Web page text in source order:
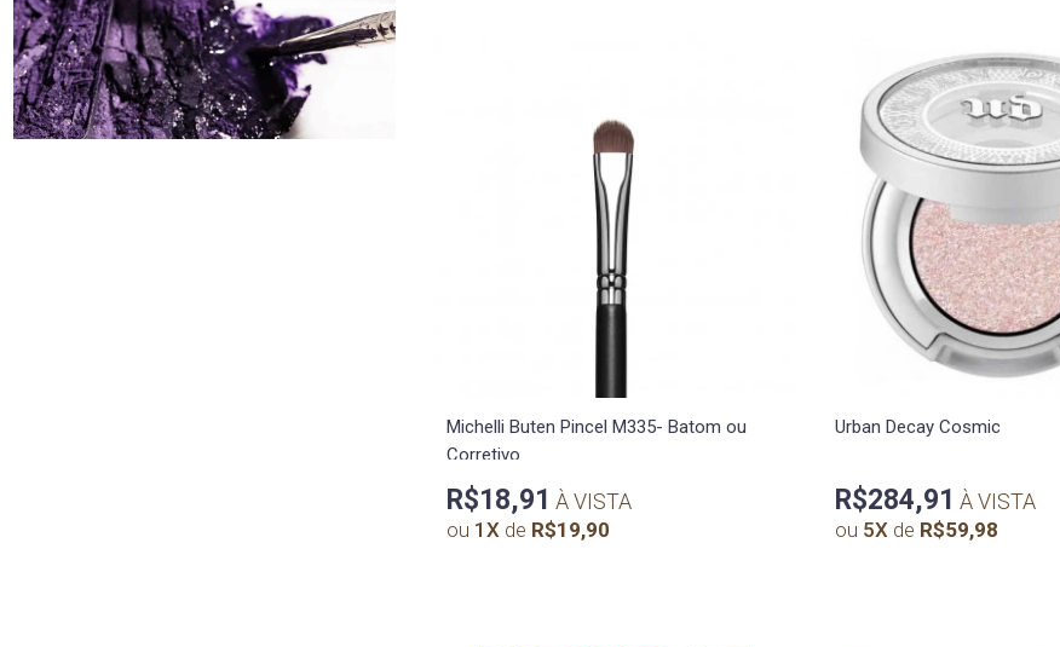
Michelli Buten Pincel M335- Batom ou
Corretivo
R$18,91 À VISTA
ou 1 X de R$19,90
Urban Decay Cosmic
R$284,91 À VISTA
ou 5X de R$59,98